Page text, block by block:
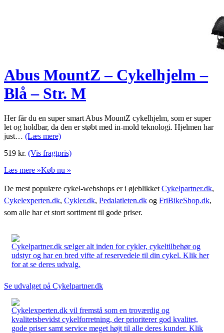
Abus MountZ – Cykelhjelm –
Blå – Str. M
Her får du en super smart Abus MountZ cykelhjelm, som er super
let og holdbar, da den er støbt med in-mold teknologi. Hjelmen har
just… (Læs mere)
519 kr. (Vis fragtpris)
Læs mere »Køb nu »
De mest populære cykel-webshops er i øjeblikket Cykelpartner.dk,
Cykelexperten.dk, Cykler.dk, Pedalatleten.dk og FriBikeShop.dk,
som alle har et stort sortiment til gode priser.
Cykelpartner.dk sælger alt inden for cykler, cykeltilbehør og
udstyr og har en bred vifte af reservedele til din cykel. Klik her
for at se deres udvalg.
Se udvalget på Cykelpartner.dk
Cykelexperten.dk vil fremstå som en troværdig og
kvalitetsbevidst cykelforretning, der prioriterer god kvalitet,
gode priser samt service meget højt til alle deres kunder. Klik